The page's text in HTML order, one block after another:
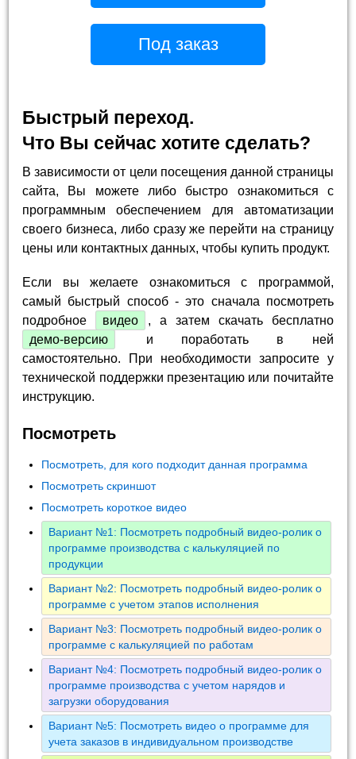
Под заказ
Быстрый переход.
Что Вы сейчас хотите сделать?
В зависимости от цели посещения данной страницы
сайта, Вы можете либо быстро ознакомиться с
программным обеспечением для автоматизации
своего бизнеса, либо сразу же перейти на страницу
цены или контактных данных, чтобы купить продукт.
Если вы желаете ознакомиться с программой,
самый быстрый способ - это сначала посмотреть
подробное
видео
, а затем скачать бесплатно
демо-версию
и поработать в ней
самостоятельно. При необходимости запросите у
технической поддержки презентацию или почитайте
инструкцию.
Посмотреть
Посмотреть, для кого подходит данная программа
Посмотреть скриншот
Посмотреть короткое видео
Вариант №1: Посмотреть подробный видео-ролик о
программе производства с калькуляцией по
продукции
Вариант №2: Посмотреть подробный видео-ролик о
программе с учетом этапов исполнения
Вариант №3: Посмотреть подробный видео-ролик о
программе с калькуляцией по работам
Вариант №4: Посмотреть подробный видео-ролик о
программе производства с учетом нарядов и
загрузки оборудования
Вариант №5: Посмотреть видео о программе для
учета заказов в индивидуальном производстве